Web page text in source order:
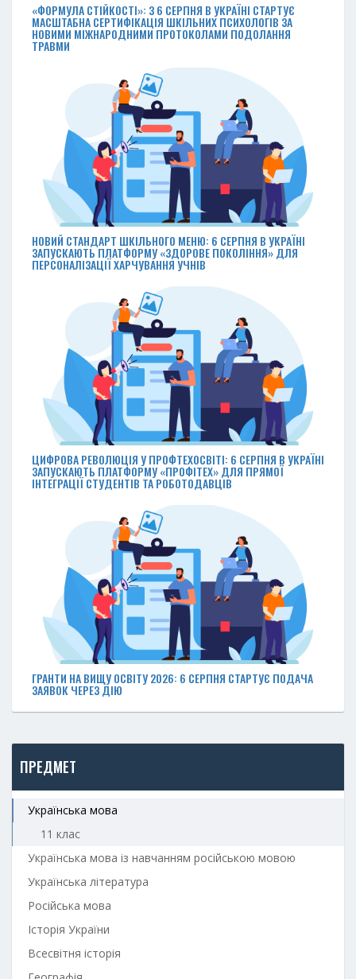
«ФОРМУЛА СТІЙКОСТІ»: З 6 СЕРПНЯ В УКРАЇНІ СТАРТУЄ
МАСШТАБНА СЕРТИФІКАЦІЯ ШКІЛЬНИХ ПСИХОЛОГІВ ЗА
НОВИМИ МІЖНАРОДНИМИ ПРОТОКОЛАМИ ПОДОЛАННЯ
ТРАВМИ
НОВИЙ СТАНДАРТ ШКІЛЬНОГО МЕНЮ: 6 СЕРПНЯ В УКРАЇНІ
ЗАПУСКАЮТЬ ПЛАТФОРМУ «ЗДОРОВЕ ПОКОЛІННЯ» ДЛЯ
ПЕРСОНАЛІЗАЦІЇ ХАРЧУВАННЯ УЧНІВ
ЦИФРОВА РЕВОЛЮЦІЯ У ПРОФТЕХОСВІТІ: 6 СЕРПНЯ В УКРАЇНІ
ЗАПУСКАЮТЬ ПЛАТФОРМУ «ПРОФІТЕХ» ДЛЯ ПРЯМОЇ
ІНТЕГРАЦІЇ СТУДЕНТІВ ТА РОБОТОДАВЦІВ
ГРАНТИ НА ВИЩУ ОСВІТУ 2026: 6 СЕРПНЯ СТАРТУЄ ПОДАЧА
ЗАЯВОК ЧЕРЕЗ ДІЮ
ПРЕДМЕТ
Українська мова
11 клас
Українська мова із навчанням російською мовою
Українська література
Російська мова
Історія України
Всесвітня історія